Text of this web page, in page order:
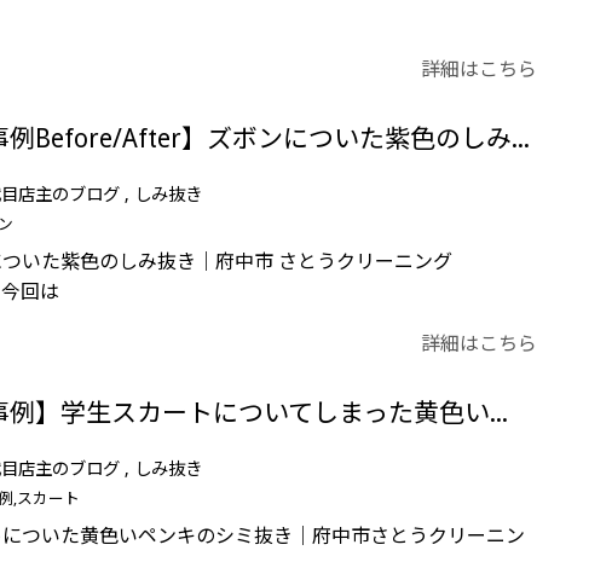
詳細はこちら
【しみ抜き事例Before/After】ズボンについた紫色のしみ抜き
目店主のブログ しみ抜き
ついた紫色のしみ抜き｜府中市 さとうクリーニング
回は
詳細はこちら
【しみ抜き事例】学生スカートについてしまった黄色いペンキのしみ抜き
目店主のブログ しみ抜き
スカート
についた黄色いペンキのシミ抜き｜府中市さとうクリーニン